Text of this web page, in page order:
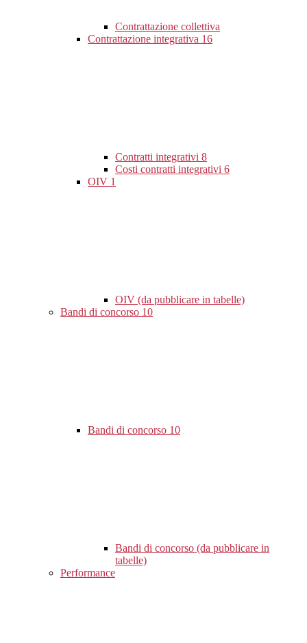
Contrattazione collettiva
Contrattazione integrativa 16
Contratti integrativi 8
Costi contratti integrativi 6
OIV 1
OIV (da pubblicare in tabelle)
Bandi di concorso 10
Bandi di concorso 10
Bandi di concorso (da pubblicare in
tabelle)
Performance